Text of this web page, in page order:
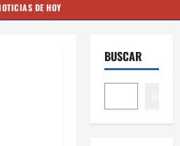
DE HOY
BUSCAR